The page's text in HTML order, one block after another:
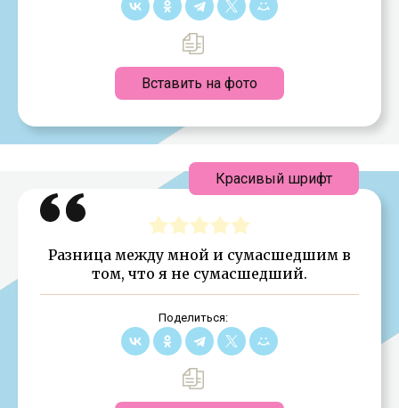
Вставить на фото
Разница между мной и сумасшедшим в
том, что я не сумасшедший.
Поделиться:
Красивый шрифт